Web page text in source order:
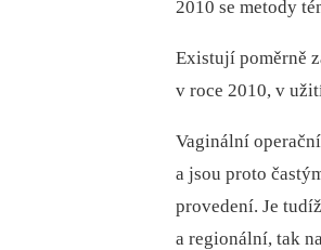
2010 se metody
Existují poměrně
v roce 2010, v
Vaginální
a jsou proto
provedení. Je
a regionální, tak